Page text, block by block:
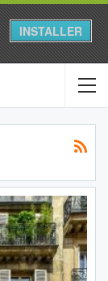
INSTALLER